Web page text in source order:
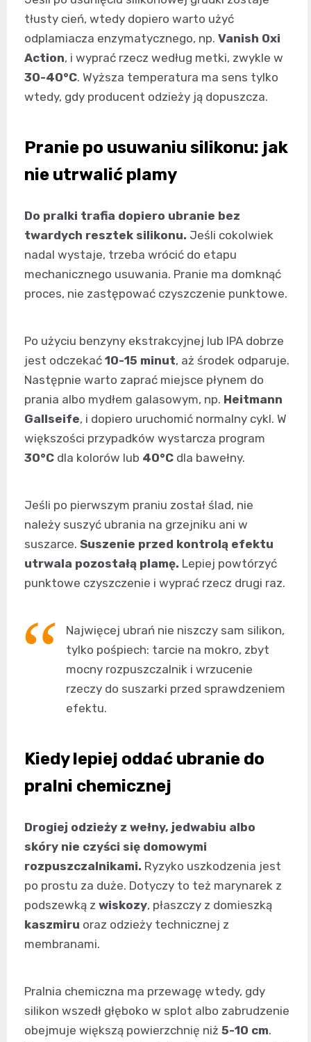
tłusty cień, wtedy dopiero warto użyć
odplamiacza enzymatycznego, np. Vanish Oxi
Action, i wyprać rzecz według metki, zwykle w
30-40°C. Wyższa temperatura ma sens tylko
wtedy, gdy producent odzieży ją dopuszcza.
Pranie po usuwaniu silikonu: jak
nie utrwalić plamy
Do pralki trafia dopiero ubranie bez
twardych resztek silikonu. Jeśli cokolwiek
nadal wystaje, trzeba wrócić do etapu
mechanicznego usuwania. Pranie ma domknąć
proces, nie zastępować czyszczenie punktowe.
Po użyciu benzyny ekstrakcyjnej lub IPA dobrze
jest odczekać 10-15 minut, aż środek odparuje.
Następnie warto zaprać miejsce płynem do
prania albo mydłem galasowym, np. Heitmann
Gallseife, i dopiero uruchomić normalny cykl. W
większości przypadków wystarcza program
30°C dla kolorów lub 40°C dla bawełny.
Jeśli po pierwszym praniu został ślad, nie
należy suszyć ubrania na grzejniku ani w
suszarce. Suszenie przed kontrolą efektu
utrwala pozostałą plamę. Lepiej powtórzyć
punktowe czyszczenie i wyprać rzecz drugi raz.
Najwięcej ubrań nie niszczy sam silikon,
tylko pośpiech: tarcie na mokro, zbyt
mocny rozpuszczalnik i wrzucenie
rzeczy do suszarki przed sprawdzeniem
efektu.
Kiedy lepiej oddać ubranie do
pralni chemicznej
Drogiej odzieży z wełny, jedwabiu albo
skóry nie czyści się domowymi
rozpuszczalnikami. Ryzyko uszkodzenia jest
po prostu za duże. Dotyczy to też marynarek z
podszewką z wiskozy, płaszczy z domieszką
kaszmiru oraz odzieży technicznej z
membranami.
Pralnia chemiczna ma przewagę wtedy, gdy
silikon wszedł głęboko w splot albo zabrudzenie
obejmuje większą powierzchnię niż 5-10 cm.